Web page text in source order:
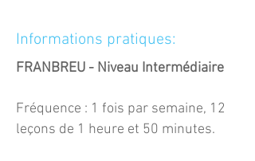
Informations pratiques:
FRANBREU - Niveau Intermédiaire
Fréquence : 1 fois par semaine, 12
leçons de 1 heure et 50 minutes.